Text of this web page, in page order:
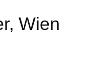
Wien